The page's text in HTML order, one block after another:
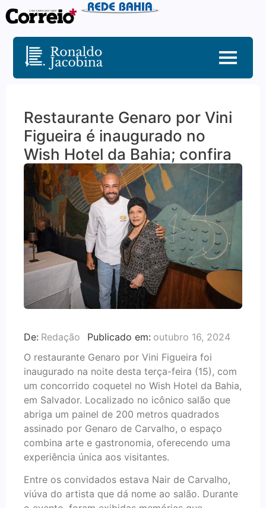
Restaurante Genaro por Vini
Figueira é inaugurado no
Wish Hotel da Bahia; confira
De: Redação Publicado em: outubro 16, 2024
O restaurante Genaro por Vini Figueira foi
inaugurado na noite desta terça-feira (15), com
um concorrido coquetel no Wish Hotel da Bahia,
em Salvador. Localizado no icônico salão que
abriga um painel de 200 metros quadrados
assinado por Genaro de Carvalho, o espaço
combina arte e gastronomia, oferecendo uma
experiência única aos visitantes.
Entre os convidados estava Nair de Carvalho,
viúva do artista que dá nome ao salão. Durante